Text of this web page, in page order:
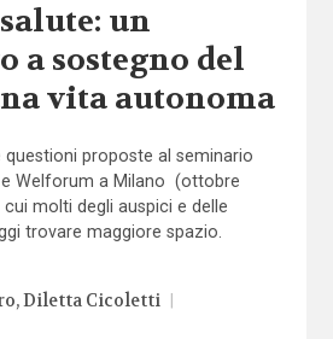
un
a sostegno del
vita autonoma
questioni proposte al seminario
Welforum a Milano (ottobre
molti degli auspici e delle
trovare maggiore spazio.
Diletta Cicoletti